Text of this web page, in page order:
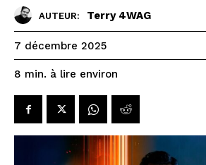
AUTEUR: Terry 4WAG
7 décembre 2025
8 min. à lire environ